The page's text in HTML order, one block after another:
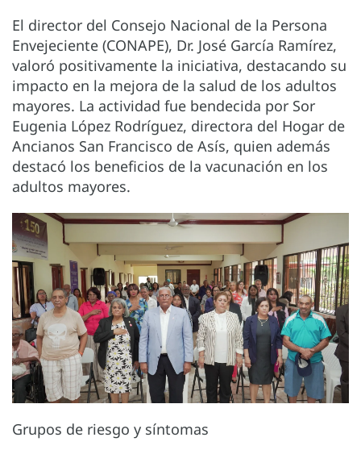
El director del Consejo Nacional de la Persona
Envejeciente (CONAPE), Dr. José García Ramírez,
valoró positivamente la iniciativa, destacando su
impacto en la mejora de la salud de los adultos
mayores. La actividad fue bendecida por Sor
Eugenia López Rodríguez, directora del Hogar de
Ancianos San Francisco de Asís, quien además
destacó los beneficios de la vacunación en los
adultos mayores.
Grupos de riesgo y síntomas